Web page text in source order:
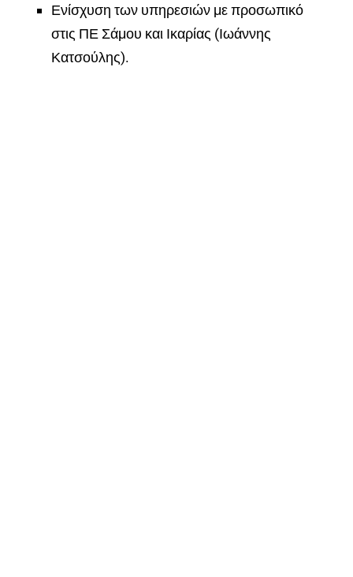
Ενίσχυση των υπηρεσιών με προσωπικό
στις ΠΕ Σάμου και Ικαρίας (Ιωάννης
Κατσούλης).